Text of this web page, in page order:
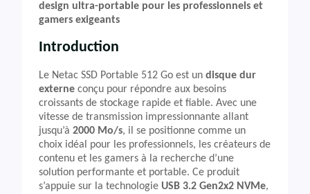
design ultra-portable pour les professionnels et
gamers exigeants
Introduction
Le Netac SSD Portable 512 Go est un disque dur
externe conçu pour répondre aux besoins
croissants de stockage rapide et fiable. Avec une
vitesse de transmission impressionnante allant
jusqu’à 2000 Mo/s, il se positionne comme un
choix idéal pour les professionnels, les créateurs de
contenu et les gamers à la recherche d’une
solution performante et portable. Ce produit
s’appuie sur la technologie USB 3.2 Gen2x2 NVMe,